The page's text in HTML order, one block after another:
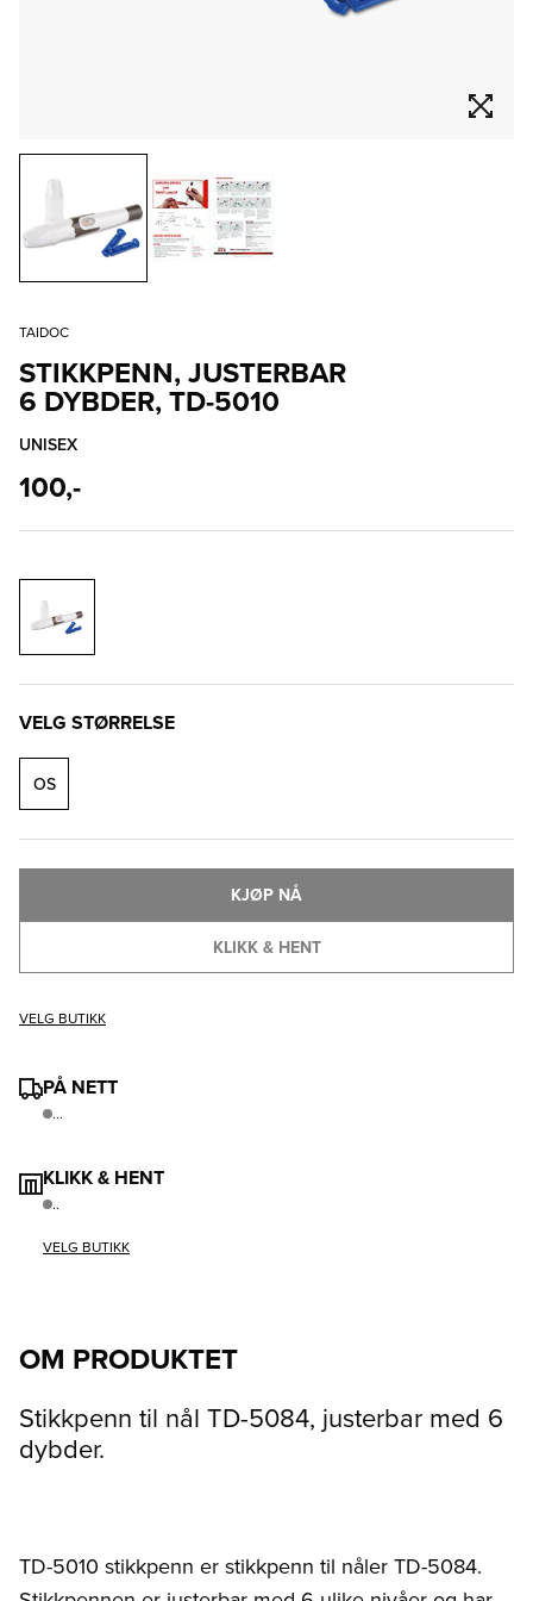
TAIDOC
STIKKPENN, JUSTERBAR
6 DYBDER, TD-5010
UNISEX
100,-
VELG STØRRELSE
OS
KLIKK & HENT
KJØP NÅ
VELG BUTIKK
PÅ NETT
...
KLIKK & HENT
..
VELG BUTIKK
OM PRODUKTET
Stikkpenn til nål TD-5084, justerbar med 6
dybder.
TD-5010 stikkpenn er stikkpenn til nåler TD-5084.